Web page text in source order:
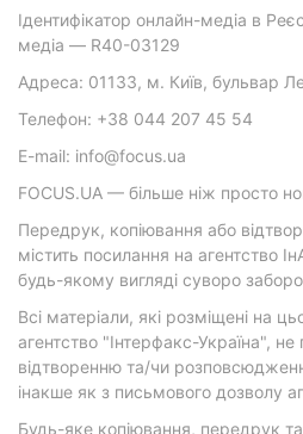
Ідентифікатор онлайн-медіа в
медіа — R40-03129
Адреса: 01133, м. Київ, бульвар
Телефон: +38 044 207 45 54
E-mail: info@focus.ua
FOCUS.UA — більше ніж просто
Передрук, копіювання або
містить посилання на агентство
будь-якому вигляді суворо
Всі матеріали, які розміщені на
агентство "Інтерфакс-Україна",
відтворенню та/чи
інакше як з письмового дозволу
Будь-яке копіювання, передрук